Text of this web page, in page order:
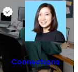
Connections